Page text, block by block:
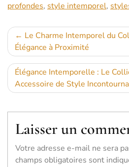
profondes, style intemporel,
Navigation
de
l’article
Le Charme Intemporel du
Élégance à Proximité
Élégance Intemporelle : Le
Accessoire de Style
Laisser un
Votre adresse e-mail ne sera
champs obligatoires sont